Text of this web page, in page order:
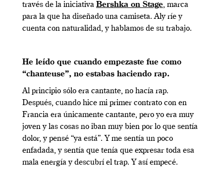
través de la iniciativa Bershka on Stage, marca
para la que ha diseñado una camiseta. Aly ríe y
cuenta con naturalidad, y hablamos de su trabajo.
He leído que cuando empezaste fue como
“chanteuse”, no estabas haciendo rap.
Al principio sólo era cantante, no hacía rap.
Después, cuando hice mi primer contrato con en
Francia era únicamente cantante, pero yo era muy
joven y las cosas no iban muy bien por lo que sentía
dolor, y pensé “ya está”. Y me sentía un poco
enfadada, y sentía que tenía que expresar toda esa
mala energía y descubrí el trap. Y así empecé.